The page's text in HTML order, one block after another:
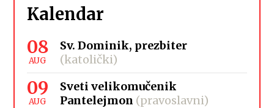
Kalendar
08
AUG
Sv. Dominik, prezbiter
(katolički)
09
AUG
Sveti velikomučenik
Pantelejmon (pravoslavni)